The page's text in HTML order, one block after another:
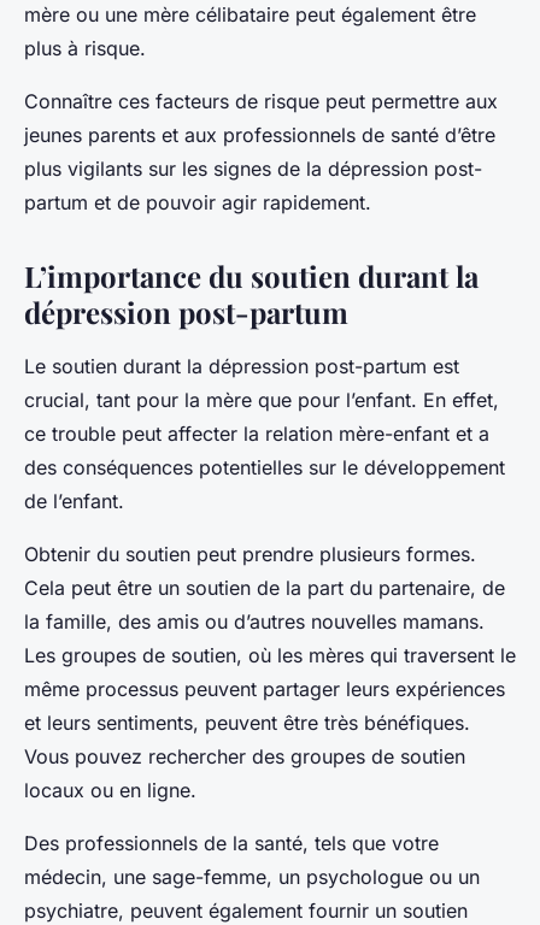
mère ou une mère célibataire peut également être
plus à risque.
Connaître ces facteurs de risque peut permettre aux
jeunes parents et aux professionnels de santé d’être
plus vigilants sur les signes de la dépression post-
partum et de pouvoir agir rapidement.
L’importance du soutien durant la
dépression post-partum
Le soutien durant la dépression post-partum est
crucial, tant pour la mère que pour l’enfant. En effet,
ce trouble peut affecter la relation mère-enfant et a
des conséquences potentielles sur le développement
de l’enfant.
Obtenir du soutien peut prendre plusieurs formes.
Cela peut être un soutien de la part du partenaire, de
la famille, des amis ou d’autres nouvelles mamans.
Les groupes de soutien, où les mères qui traversent le
même processus peuvent partager leurs expériences
et leurs sentiments, peuvent être très bénéfiques.
Vous pouvez rechercher des groupes de soutien
locaux ou en ligne.
Des professionnels de la santé, tels que votre
médecin, une sage-femme, un psychologue ou un
psychiatre, peuvent également fournir un soutien